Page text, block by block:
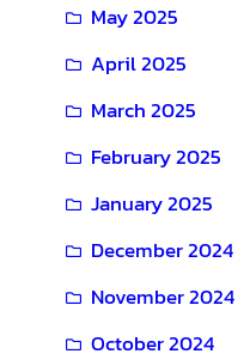
May 2025
April 2025
March 2025
February 2025
January 2025
December 2024
November 2024
October 2024